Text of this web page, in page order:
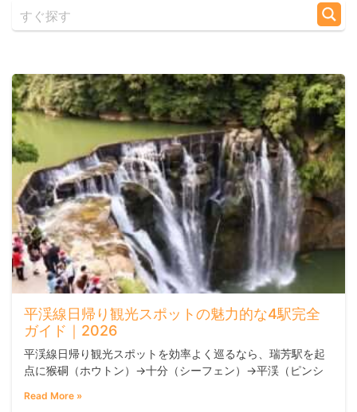
平渓線日帰り観光スポットの魅力的な4駅完全
ガイド｜2026
平渓線日帰り観光スポットを効率よく巡るなら、瑞芳駅を起
点に猴硐（ホウトン）→十分（シーフェン）→平渓（ピンシ
台湾鉄路管理局が運営する平渓線の一日乗車券を使えば、全
Read More »